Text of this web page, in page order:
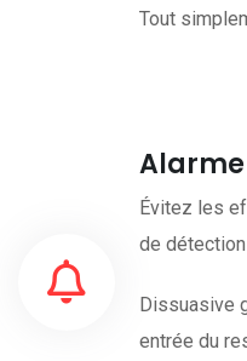
Tout
Alarme
Évitez les
de
Dissuasive
entrée du